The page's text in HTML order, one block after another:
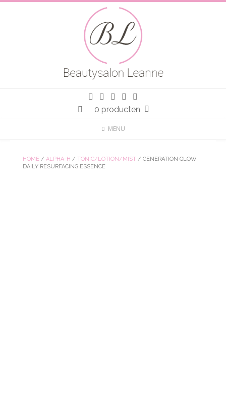
0 producten
MENU
HOME / ALPHA-H / TONIC/LOTION/MIST / GENERATION GLOW
DAILY RESURFACING ESSENCE